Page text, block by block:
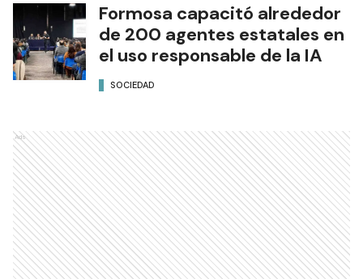
Formosa capacitó alrededor
de 200 agentes estatales en
el uso responsable de la IA
SOCIEDAD
Ads